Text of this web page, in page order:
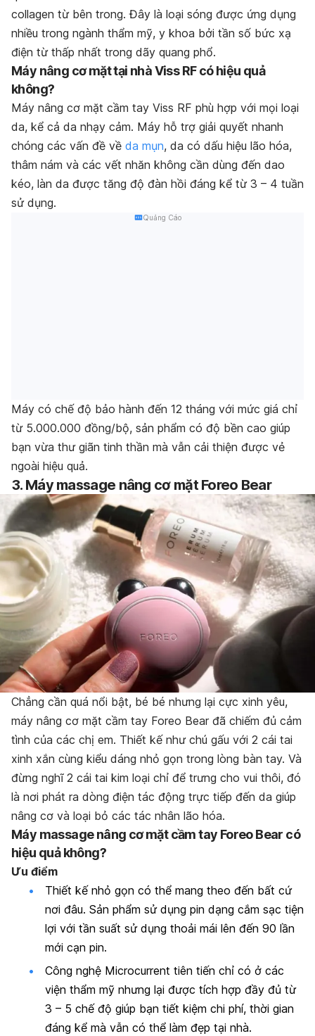
collagen từ bên trong. Đây là loại sóng được ứng dụng
nhiều trong ngành thẩm mỹ, y khoa bởi tần số bức xạ
điện từ thấp nhất trong dãy quang phổ.
Máy nâng cơ mặt tại nhà Viss RF có hiệu quả
không?
Máy nâng cơ mặt cầm tay Viss RF phù hợp với mọi loại
da, kể cả da nhạy cảm. Máy hỗ trợ giải quyết nhanh
chóng các vấn đề về da mụn, da có dấu hiệu lão hóa,
thâm nám và các vết nhăn không cần dùng đến dao
kéo, làn da được tăng độ đàn hồi đáng kể từ 3 – 4 tuần
sử dụng.
Quảng Cáo
Máy có chế độ bảo hành đến 12 tháng với mức giá chỉ
từ 5.000.000 đồng/bộ, sản phẩm có độ bền cao giúp
bạn vừa thư giãn tinh thần mà vẫn cải thiện được vẻ
ngoài hiệu quả.
3. Máy massage nâng cơ mặt Foreo Bear
Chẳng cần quá nổi bật, bé bé nhưng lại cực xinh yêu,
máy nâng cơ mặt cầm tay Foreo Bear đã chiếm đủ cảm
tình của các chị em. Thiết kế như chú gấu với 2 cái tai
xinh xắn cùng kiểu dáng nhỏ gọn trong lòng bàn tay. Và
đừng nghĩ 2 cái tai kim loại chỉ để trưng cho vui thôi, đó
là nơi phát ra dòng điện tác động trực tiếp đến da giúp
nâng cơ và loại bỏ các tác nhân lão hóa.
Máy massage nâng cơ mặt cầm tay Foreo Bear có
hiệu quả không?
Ưu điểm
Thiết kế nhỏ gọn có thể mang theo đến bất cứ
nơi đâu. Sản phẩm sử dụng pin dạng cắm sạc tiện
lợi với tần suất sử dụng thoải mái lên đến 90 lần
mới cạn pin.
Công nghệ Microcurrent tiên tiến chỉ có ở các
viện thẩm mỹ nhưng lại được tích hợp đầy đủ từ
3 – 5 chế độ giúp bạn tiết kiệm chi phí, thời gian
đáng kể mà vẫn có thể làm đẹp tại nhà.